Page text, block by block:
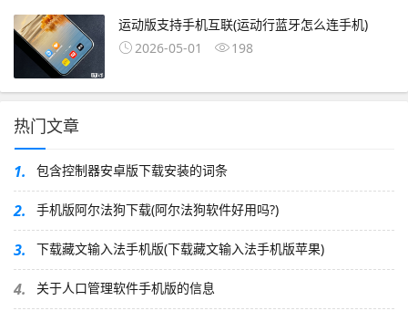
运动版支持手机互联(运动行蓝牙怎么连手机)
2026-05-01
198
热门文章
1. 包含控制器安卓版下载安装的词条
2. 手机版阿尔法狗下载(阿尔法狗软件好用吗?)
3. 下载藏文输入法手机版(下载藏文输入法手机版苹果)
4. 关于人口管理软件手机版的信息